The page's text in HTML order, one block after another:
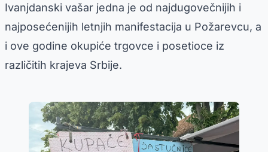
Ivanjdanski vašar jedna je od najdugovečnijih i
najposećenijih letnjih manifestacija u Požarevcu, a
i ove godine okupiće trgovce i posetioce iz
različitih krajeva Srbije.